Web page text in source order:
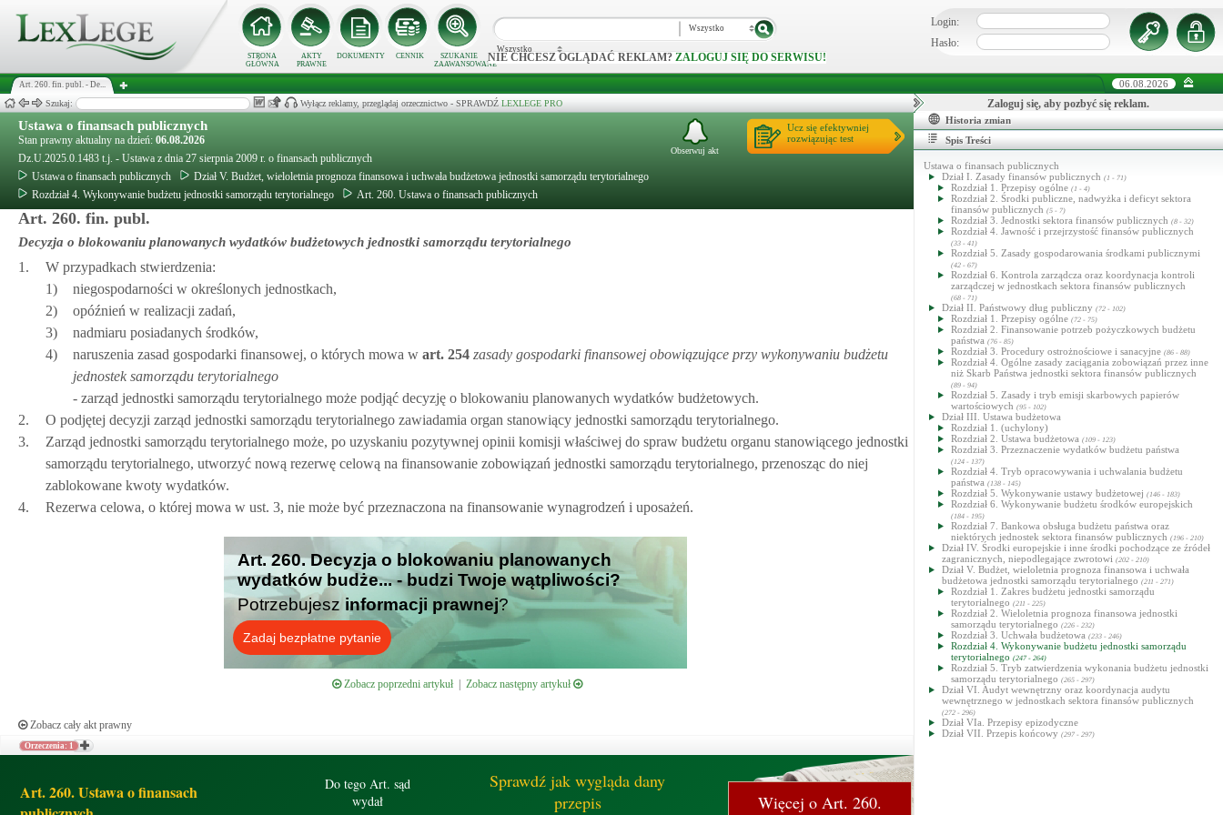
STRONA
GŁÓWNA
AKTY
PRAWNE
DOKUMENTY CENNIK
SZUKANIE
ZAAWANSOWANE
Wszystko
Wszystko
NIE CHCESZ OGLĄDAĆ REKLAM? ZALOGUJ SIĘ DO SERWISU!
Login:
Hasło:
Art. 260. fin. publ. - De... 06.08.2026
Szukaj: Wyłącz reklamy, przeglądaj orzecznictwo - SPRAWDŹ LEXLEGE PRO
Ustawa o finansach publicznych
Stan prawny aktualny na dzień: 06.08.2026
Dz.U.2025.0.1483 t.j. - Ustawa z dnia 27 sierpnia 2009 r. o finansach publicznych
Ustawa o finansach publicznych
Dział V. Budżet, wieloletnia prognoza finansowa i uchwała budżetowa jednostki samorządu terytorialnego
Rozdział 4. Wykonywanie budżetu jednostki samorządu terytorialnego
Art. 260. Ustawa o finansach publicznych
Ucz się efektywniej
rozwiązując test
Obserwuj akt
Art. 260. fin. publ.
Decyzja o blokowaniu planowanych wydatków budżetowych jednostki samorządu terytorialnego
1.
W przypadkach stwierdzenia:
1)
niegospodarności w określonych jednostkach,
2)
opóźnień w realizacji zadań,
3)
nadmiaru posiadanych środków,
4)
naruszenia zasad gospodarki finansowej, o których mowa w art. 254 zasady gospodarki finansowej obowiązujące przy wykonywaniu budżetu
jednostek samorządu terytorialnego
- zarząd jednostki samorządu terytorialnego może podjąć decyzję o blokowaniu planowanych wydatków budżetowych.
2.
O podjętej decyzji zarząd jednostki samorządu terytorialnego zawiadamia organ stanowiący jednostki samorządu terytorialnego.
3.
Zarząd jednostki samorządu terytorialnego może, po uzyskaniu pozytywnej opinii komisji właściwej do spraw budżetu organu stanowiącego jednostki
samorządu terytorialnego, utworzyć nową rezerwę celową na finansowanie zobowiązań jednostki samorządu terytorialnego, przenosząc do niej
zablokowane kwoty wydatków.
4.
Rezerwa celowa, o której mowa w ust. 3, nie może być przeznaczona na finansowanie wynagrodzeń i uposażeń.
Art. 260. Decyzja o blokowaniu planowanych
wydatków budże... - budzi Twoje wątpliwości?
Potrzebujesz informacji prawnej?
Zadaj bezpłatne pytanie
Zobacz poprzedni artykuł| Zobacz następny artykuł
Zobacz cały akt prawny
Orzeczenia: 1
Art. 260. Ustawa o finansach
Do tego Art. sąd
wydał
Sprawdź jak wygląda dany
przepis
Więcej o Art. 260.
Zaloguj się, aby pozbyć się reklam.
Historia zmian
Spis Treści
Ustawa o finansach publicznych
Dział I. Zasady finansów publicznych (1 - 71)
Rozdział 1. Przepisy ogólne (1 - 4)
Rozdział 2. Środki publiczne, nadwyżka i deficyt sektora
finansów publicznych (5 - 7)
Rozdział 3. Jednostki sektora finansów publicznych (8 - 32)
Rozdział 4. Jawność i przejrzystość finansów publicznych
(33 - 41)
Rozdział 5. Zasady gospodarowania środkami publicznymi
(42 - 67)
Rozdział 6. Kontrola zarządcza oraz koordynacja kontroli
zarządczej w jednostkach sektora finansów publicznych
(68 - 71)
Dział II. Państwowy dług publiczny (72 - 102)
Rozdział 1. Przepisy ogólne (72 - 75)
Rozdział 2. Finansowanie potrzeb pożyczkowych budżetu
państwa (76 - 85)
Rozdział 3. Procedury ostrożnościowe i sanacyjne (86 - 88)
Rozdział 4. Ogólne zasady zaciągania zobowiązań przez inne
niż Skarb Państwa jednostki sektora finansów publicznych
(89 - 94)
Rozdział 5. Zasady i tryb emisji skarbowych papierów
wartościowych (95 - 102)
Dział III. Ustawa budżetowa
Rozdział 1. (uchylony)
Rozdział 2. Ustawa budżetowa (109 - 123)
Rozdział 3. Przeznaczenie wydatków budżetu państwa
(124 - 137)
Rozdział 4. Tryb opracowywania i uchwalania budżetu
państwa (138 - 145)
Rozdział 5. Wykonywanie ustawy budżetowej (146 - 183)
Rozdział 6. Wykonywanie budżetu środków europejskich
(184 - 195)
Rozdział 7. Bankowa obsługa budżetu państwa oraz
niektórych jednostek sektora finansów publicznych (196 - 210)
Dział IV. Środki europejskie i inne środki pochodzące ze źródeł
zagranicznych, niepodlegające zwrotowi (202 - 210)
Dział V. Budżet, wieloletnia prognoza finansowa i uchwała
budżetowa jednostki samorządu terytorialnego (211 - 271)
Rozdział 1. Zakres budżetu jednostki samorządu
terytorialnego (211 - 225)
Rozdział 2. Wieloletnia prognoza finansowa jednostki
samorządu terytorialnego (226 - 232)
Rozdział 3. Uchwała budżetowa (233 - 246)
Rozdział 4. Wykonywanie budżetu jednostki samorządu
terytorialnego (247 - 264)
Rozdział 5. Tryb zatwierdzenia wykonania budżetu jednostki
samorządu terytorialnego (265 - 297)
Dział VI. Audyt wewnętrzny oraz koordynacja audytu
wewnętrznego w jednostkach sektora finansów publicznych
(272 - 296)
Dział VIa. Przepisy epizodyczne
Dział VII. Przepis końcowy (297 - 297)